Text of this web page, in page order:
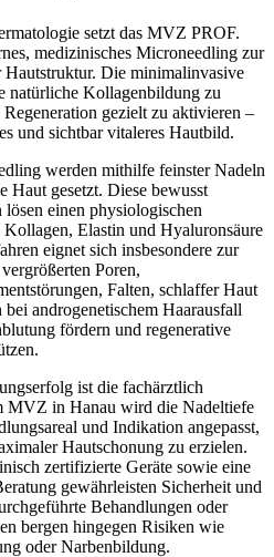
setzt das MVZ PROF.
medizinisches Microneedling zur
Hautstruktur. Die minimalinvasive
natürliche Kollagenbildung zu
gezielt zu aktivieren –
und sichtbar vitaleres Hautbild.
werden mithilfe feinster Nadeln
gesetzt. Diese bewusst
einen physiologischen
Kollagen, Elastin und Hyaluronsäure
eignet sich insbesondere zur
Poren,
Falten, schlaffer Haut
androgenetischem Haarausfall
fördern und regenerative
ist die fachärztlich
MVZ in Hanau wird die Nadeltiefe
und Indikation angepasst,
Hautschonung zu erzielen.
zertifizierte Geräte sowie eine
gewährleisten Sicherheit und
Behandlungen oder
bergen hingegen Risiken wie
oder Narbenbildung.